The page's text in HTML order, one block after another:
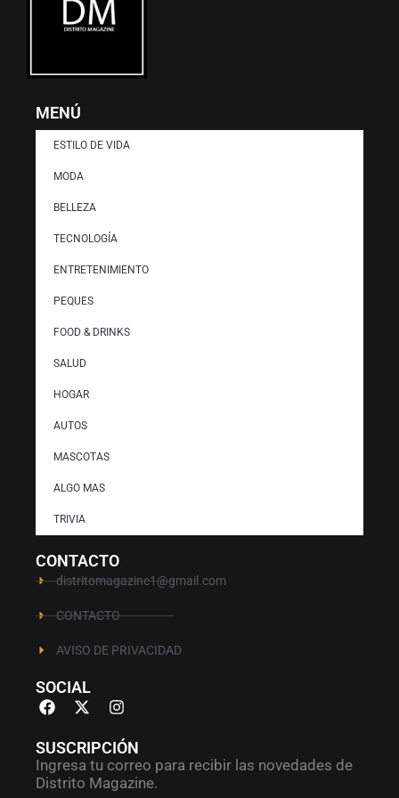
MENÚ
ESTILO DE VIDA
MODA
BELLEZA
TECNOLOGÍA
ENTRETENIMIENTO
PEQUES
FOOD & DRINKS
SALUD
HOGAR
AUTOS
MASCOTAS
ALGO MAS
TRIVIA
CONTACTO
distritomagazine1@gmail.com
CONTACTO
AVISO DE PRIVACIDAD
SOCIAL
SUSCRIPCIÓN
Ingresa tu correo para recibir las novedades de
Distrito Magazine.